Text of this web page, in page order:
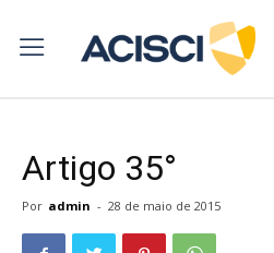
Artigo 35°
Por admin - 28 de maio de 2015